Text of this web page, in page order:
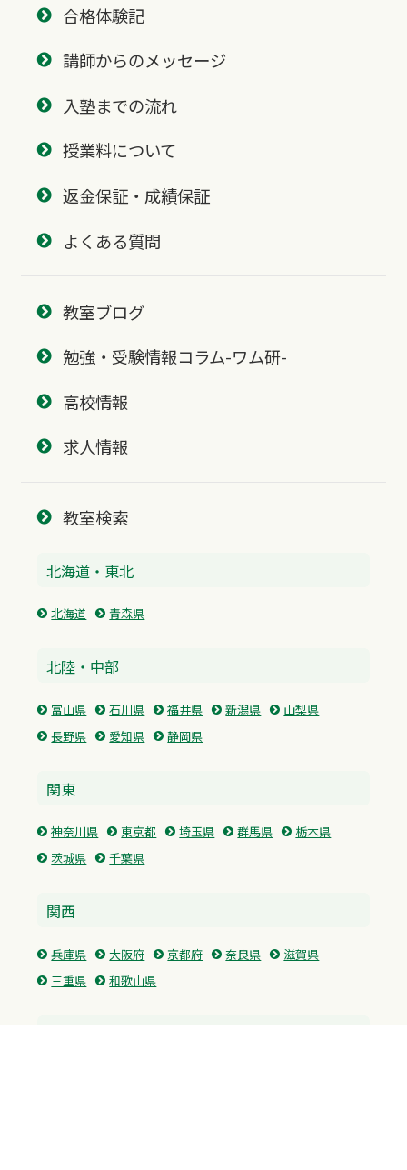
合格体験記
講師からのメッセージ
入塾までの流れ
授業料について
返金保証・成績保証
よくある質問
教室ブログ
勉強・受験情報コラム-ワム研-
高校情報
求人情報
教室検索
北海道・東北
北海道 青森県
北陸・中部
富山県 石川県 福井県 新潟県
山梨県
長野県
愛知県 静岡県
関東
神奈川県 東京都 埼玉県 群馬県
栃木県
茨城県
千葉県
関西
兵庫県 大阪府 京都府 奈良県
滋賀県
三重県
和歌山県